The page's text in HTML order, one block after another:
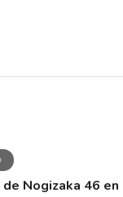
Nogizaka 46 en